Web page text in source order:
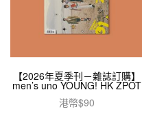
【2026年夏季刊－雜誌訂購】
men’s uno YOUNG! HK ZPOT
港幣$90